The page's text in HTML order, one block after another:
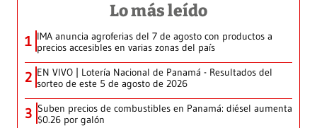
Lo más leído
1 IMA anuncia agroferias del 7 de agosto con productos a
precios accesibles en varias zonas del país
2 EN VIVO | Lotería Nacional de Panamá - Resultados del
sorteo de este 5 de agosto de 2026
3 Suben precios de combustibles en Panamá: diésel aumenta
$0.26 por galón